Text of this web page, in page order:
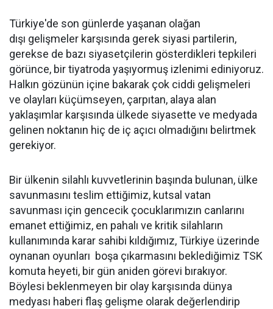
Türkiye'de son günlerde yaşanan olağan
dışı gelişmeler karşısında gerek siyasi partilerin,
gerekse de bazı siyasetçilerin gösterdikleri tepkileri
görünce, bir tiyatroda yaşıyormuş izlenimi ediniyoruz.
Halkın gözünün içine bakarak çok ciddi gelişmeleri
ve olayları küçümseyen, çarpıtan, alaya alan
yaklaşımlar karşısında ülkede siyasette ve medyada
gelinen noktanın hiç de iç açıcı olmadığını belirtmek
gerekiyor.
Bir ülkenin silahlı kuvvetlerinin başında bulunan, ülke
savunmasını teslim ettiğimiz, kutsal vatan
savunması için gencecik çocuklarımızın canlarını
emanet ettiğimiz, en pahalı ve kritik silahların
kullanımında karar sahibi kıldığımız, Türkiye üzerinde
oynanan oyunları boşa çıkarmasını beklediğimiz TSK
komuta heyeti, bir gün aniden görevi bırakıyor.
Böylesi beklenmeyen bir olay karşısında dünya
medyası haberi flaş gelişme olarak değerlendirip